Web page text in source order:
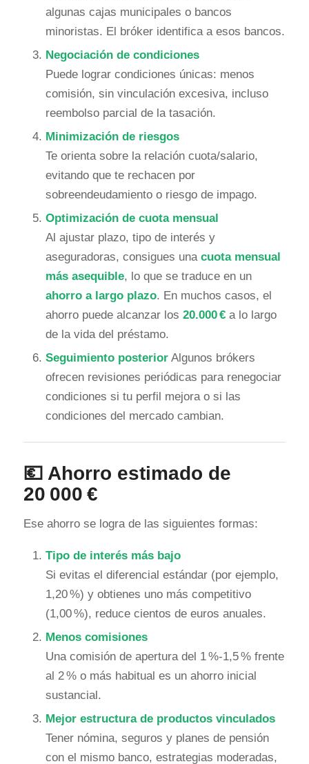
algunas cajas municipales o bancos
minoristas. El bróker identifica a esos bancos.
Negociación de condiciones
Puede lograr condiciones únicas: menos
comisión, sin vinculación excesiva, incluso
reembolso parcial de la tasación.
Minimización de riesgos
Te orienta sobre la relación cuota/salario,
evitando que te rechacen por
sobreendeudamiento o riesgo de impago.
Optimización de cuota mensual
Al ajustar plazo, tipo de interés y
aseguradoras, consigues una cuota mensual
más asequible, lo que se traduce en un
ahorro a largo plazo. En muchos casos, el
ahorro puede alcanzar los 20.000 €a lo largo
de la vida del préstamo.
Seguimiento posteriorAlgunos brókers
ofrecen revisiones periódicas para renegociar
condiciones si tu perfil mejora o si las
condiciones del mercado cambian.
💶 Ahorro estimado de
20 000 €
Ese ahorro se logra de las siguientes formas:
Tipo de interés más bajo
Si evitas el diferencial estándar (por ejemplo,
1,20 %) y obtienes uno más competitivo
(1,00 %), reduce cientos de euros anuales.
Menos comisiones
Una comisión de apertura del 1 %-1,5 % frente
al 2 % o más habitual es un ahorro inicial
sustancial.
Mejor estructura de productos vinculados
Tener nómina, seguros y planes de pensión
con el mismo banco, estrategias moderadas,